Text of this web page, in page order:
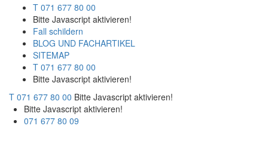
T 071 677 80 00
Bitte Javascript aktivieren!
Fall schildern
BLOG UND FACHARTIKEL
SITEMAP
T 071 677 80 00
Bitte Javascript aktivieren!
T 071 677 80 00 Bitte Javascript aktivieren!
Bitte Javascript aktivieren!
071 677 80 09